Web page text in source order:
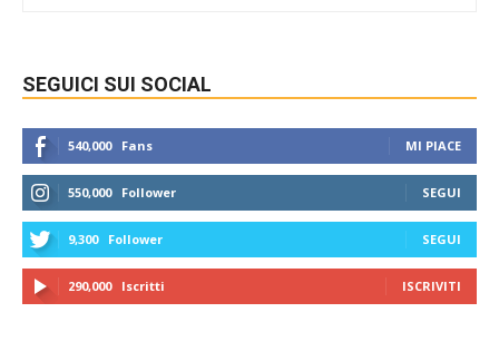
SEGUICI SUI SOCIAL
540,000 Fans MI PIACE
550,000 Follower SEGUI
9,300 Follower SEGUI
290,000 Iscritti ISCRIVITI